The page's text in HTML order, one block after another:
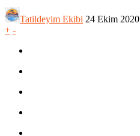
Tatildeyim Ekibi 24 Ekim 2020
+ -